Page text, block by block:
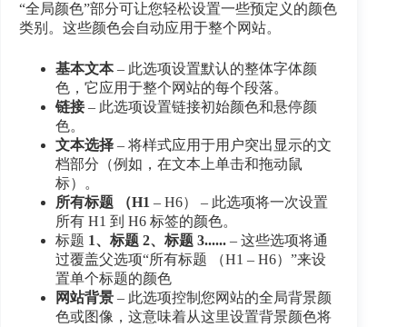
“全局颜色”部分可让您轻松设置一些预定义的颜色
类别。这些颜色会自动应用于整个网站。
基本文本– 此选项设置默认的整体字体颜
色，它应用于整个网站的每个段落。
链接– 此选项设置链接初始颜色和悬停颜
色。
文本选择 – 将样式应用于用户突出显示的文
档部分（例如，在文本上单击和拖动鼠
标）。
所有标题 （H1 – H6） – 此选项将一次设置
所有 H1 到 H6 标签的颜色。
标题 1、标题 2、标题 3...... – 这些选项将通
过覆盖父选项“所有标题 （H1 – H6）”来设
置单个标题的颜色
网站背景 – 此选项控制您网站的全局背景颜
色或图像，这意味着从这里设置背景颜色将